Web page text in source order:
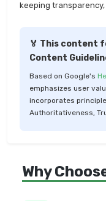
keeping
🏅 This content
Content
Based on Google's
emphasizes user
incorporates
Authoritativeness,
Why